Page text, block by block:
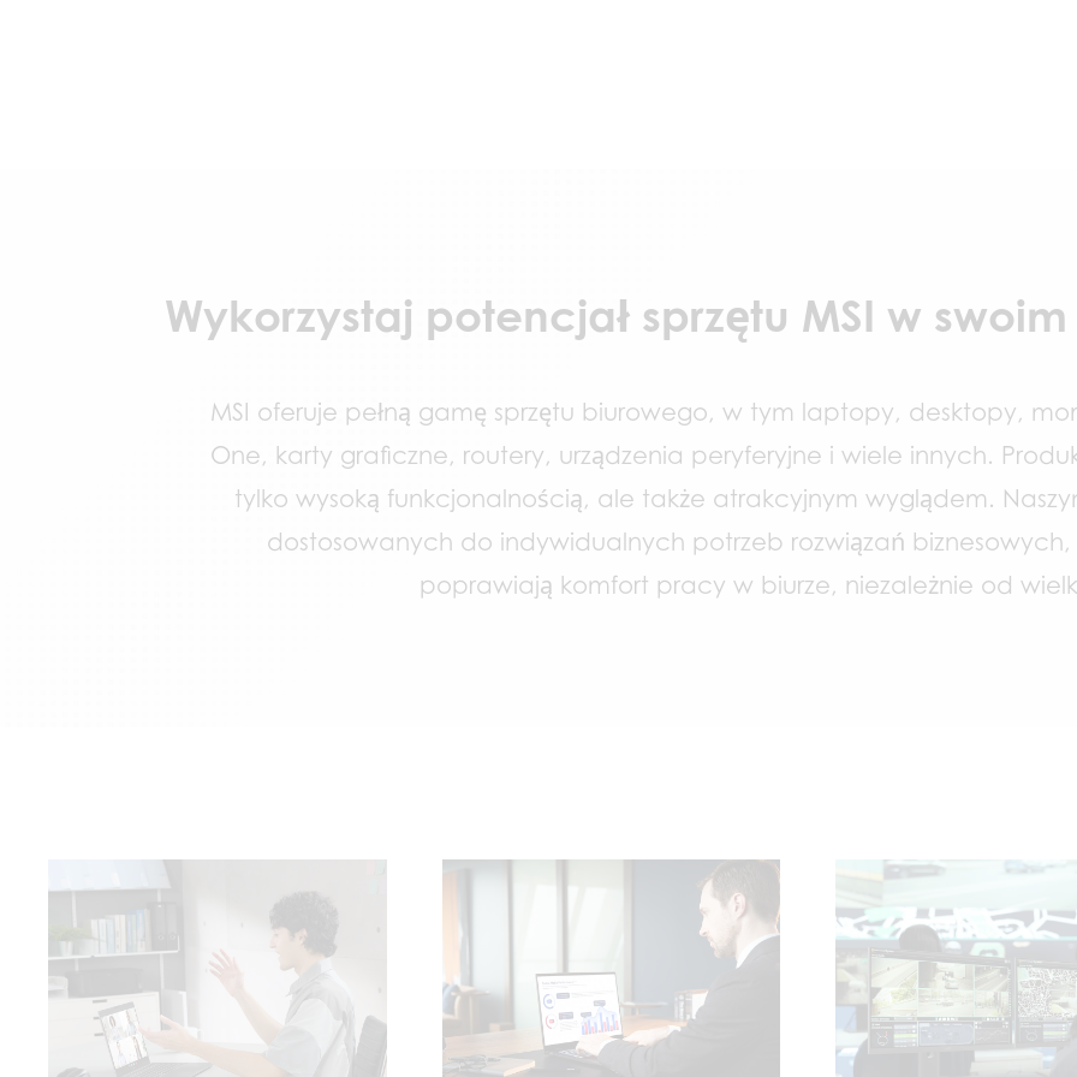
Wykorzystaj potencjał sprzętu MSI w
MSI oferuje pełną gamę sprzętu biurowego, w tym laptopy, desktopy,
One, karty graficzne, routery, urządzenia peryferyjne i wiele innych.
tylko wysoką funkcjonalnością, ale także atrakcyjnym wyglądem.
dostosowanych do indywidualnych potrzeb rozwiązań
poprawiają komfort pracy w biurze, niezależnie od